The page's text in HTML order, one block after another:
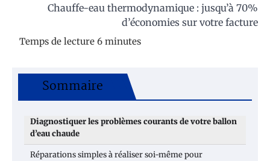
Chauffe-eau thermodynamique : jusqu’à 70%
d’économies sur votre facture
Sommaire
Diagnostiquer les problèmes courants de votre ballon
d’eau chaude
Réparations simples à réaliser soi-même pour